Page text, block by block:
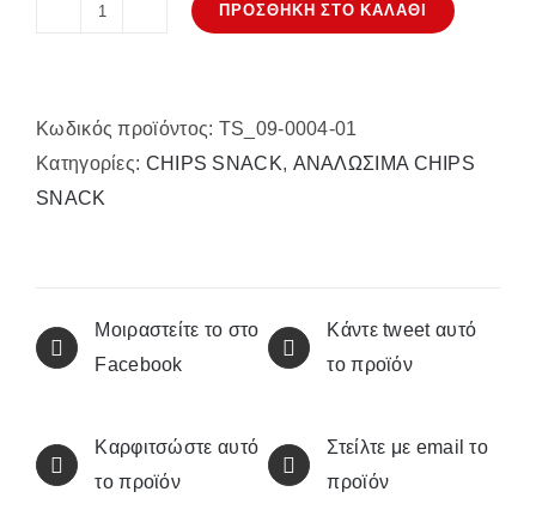
ποσότητα
ΠΡΟΣΘΉΚΗ ΣΤΟ ΚΑΛΆΘΙ
Κωδικός προϊόντος: TS_09-0004-01
Κατηγορίες: CHIPS SNACK, ΑΝΑΛΩΣΙΜΑ CHIPS
SNACK
Μοιραστείτε το στο
Facebook
Κάντε tweet αυτό
το προϊόν
Καρφιτσώστε αυτό
το προϊόν
Στείλτε με email το
προϊόν